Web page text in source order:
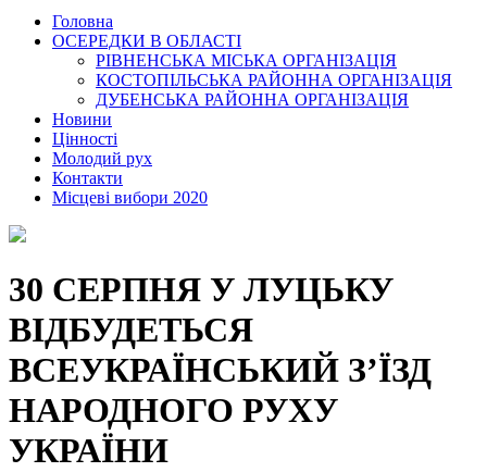
Головна
ОСЕРЕДКИ В ОБЛАСТІ
РІВНЕНСЬКА МІСЬКА ОРГАНІЗАЦІЯ
КОСТОПІЛЬСЬКА РАЙОННА ОРГАНІЗАЦІЯ
ДУБЕНСЬКА РАЙОННА ОРГАНІЗАЦІЯ
Новини
Цінності
Молодий рух
Контакти
Місцеві вибори 2020
30 СЕРПНЯ У ЛУЦЬКУ
ВІДБУДЕТЬСЯ
ВСЕУКРАЇНСЬКИЙ З’ЇЗД
НАРОДНОГО РУХУ
УКРАЇНИ